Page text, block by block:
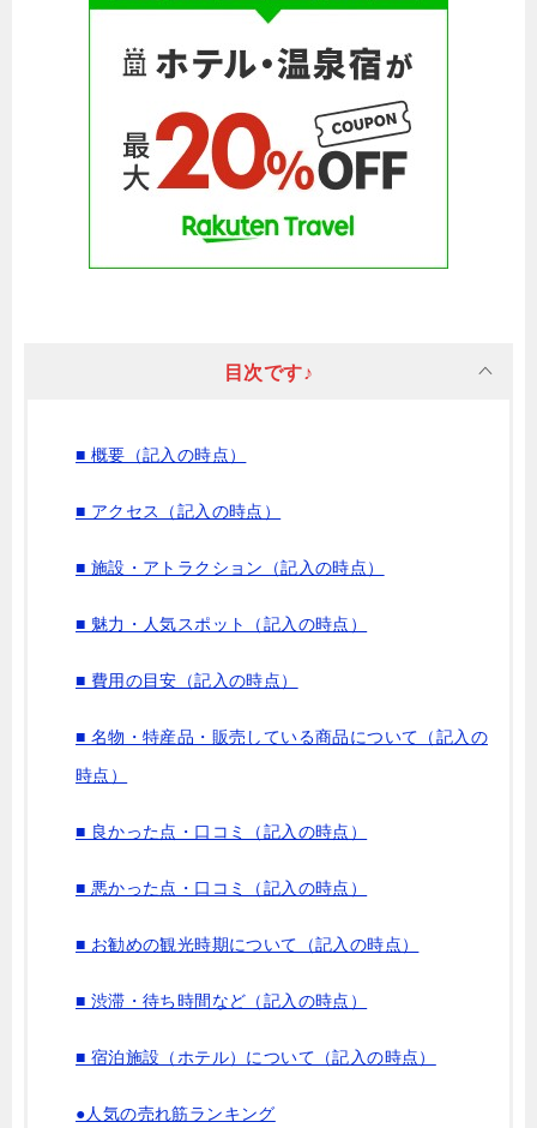
目次です♪
■ 概要（記入の時点）
■ アクセス（記入の時点）
■ 施設・アトラクション（記入の時点）
■ 魅力・人気スポット（記入の時点）
■ 費用の目安（記入の時点）
■ 名物・特産品・販売している商品について（記入の
時点）
■ 良かった点・口コミ（記入の時点）
■ 悪かった点・口コミ（記入の時点）
■ お勧めの観光時期について（記入の時点）
■ 渋滞・待ち時間など（記入の時点）
■ 宿泊施設（ホテル）について（記入の時点）
●人気の売れ筋ランキング